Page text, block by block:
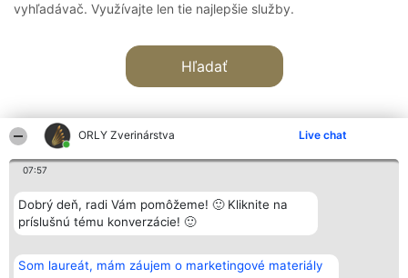
ORLY Zverinárstva Live chat
07:57
Dobrý deň, radi Vám pomôžeme! 🙂 Kliknite na
príslušnú tému konverzácie! 🙂
Som laureát, mám záujem o marketingové materiály
vyhľadávač. Využívajte len tie najlepšie služby.
Hľadať
Organizátor hodnotenia
Bright Side Solutions sp. z o.
o. sp. k.
Wrocław 50-079
KRS 0000749100 | Regon
Hodnotenie
Laureáti
Lista
Laureatów
Podmienky
Kontakt
Kontakt